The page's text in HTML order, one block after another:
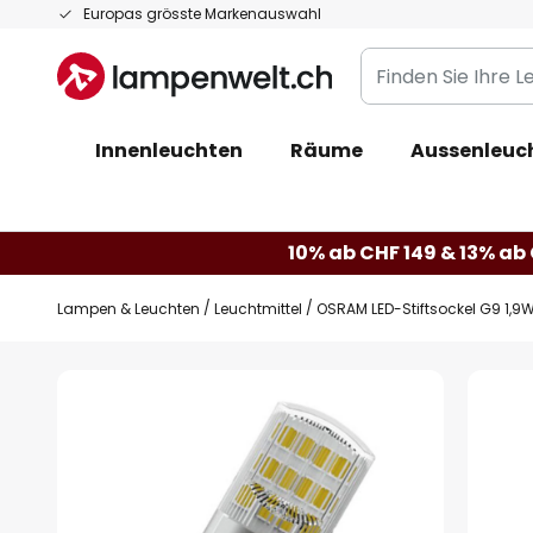
Europas grösste Markenauswahl
Zum
springen
Finden
Sie
Leuchte...
Innenleuchten Räume
10% ab CHF 149 & 13%
Lampen & Leuchten Leuchtmittel OSRAM LED-Stiftsockel G9